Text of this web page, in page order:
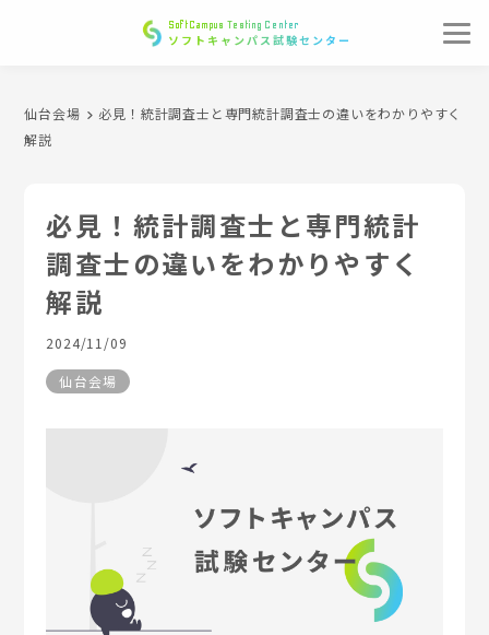
SoftCampus Testing Center
ソフトキャンパス試験センター
仙台会場
必見！統計調査士と専門統計調査士の違いをわかりやすく
解説
必見！統計調査士と専門統計
調査士の違いをわかりやすく
解説
2024/11/09
仙台会場